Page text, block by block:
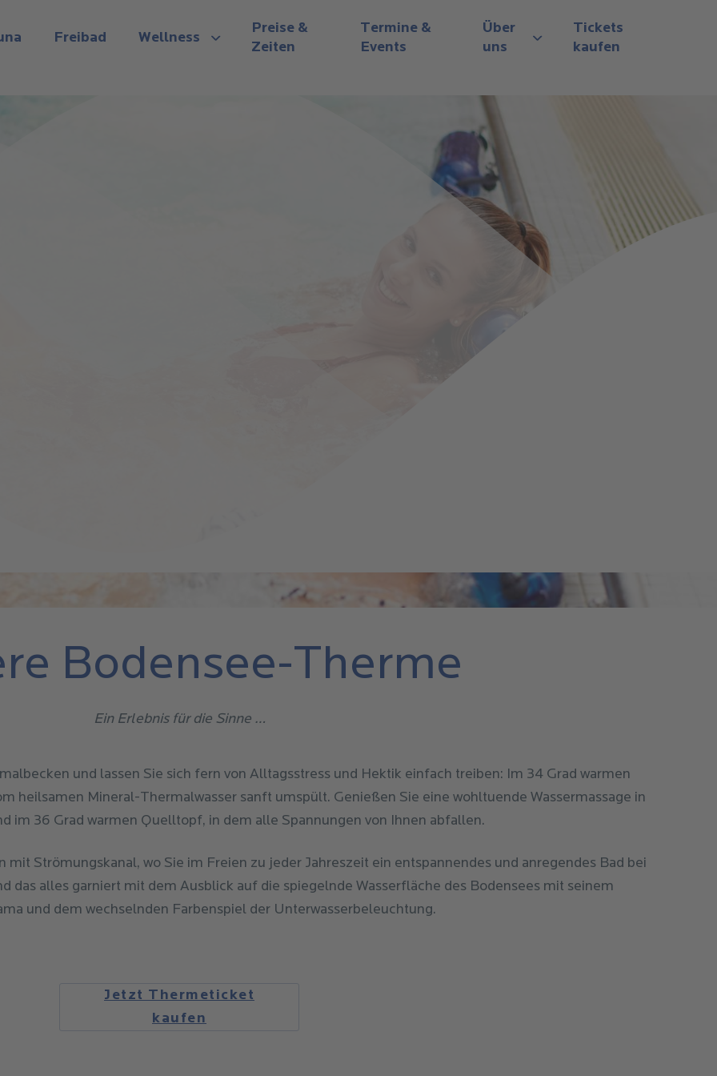
Freibad Wellness
View submenu
Preise &
Zeiten
Termine &
Events
Über
uns
View submenu
Tickets
kaufen
Bodensee-Therme
Ein Erlebnis für die Sinne …
und lassen Sie sich fern von Alltagsstress und Hektik einfach treiben: Im 34 Grad warmen
heilsamen Mineral-Thermalwasser sanft umspült. Genießen Sie eine wohltuende Wassermassage in
im 36 Grad warmen Quelltopf, in dem alle Spannungen von Ihnen abfallen.
Strömungskanal, wo Sie im Freien zu jeder Jahreszeit ein entspannendes und anregendes Bad bei
das alles garniert mit dem Ausblick auf die spiegelnde Wasserfläche des Bodensees mit seinem
und dem wechselnden Farbenspiel der Unterwasserbeleuchtung.
Jetzt Thermeticket
kaufen